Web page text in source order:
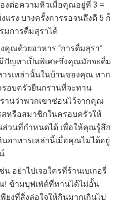
งต่อความหิวเมื่อคุณอยู่ที่ 3 =
รง บางครั้งการรอจนถึงตี 5 ก็
มการดื่มสุราได้
ณด้วยอาหาร “การดื่มสุรา”
ปัญหาเป็นพิเศษซึ่งคุณมักจะดื่ม
รเหล่านั้นในบ้านของคุณ หาก
อบครัวยืนกรานที่จะทาน
านว่าพวกเขาซ่อนไว้จากคุณ
หรือสมาชิกในครอบครัวให้
ส่วนที่กำหนดได้ เพื่อให้คุณรู้สึก
อาหารเหล่านี้เมื่อคุณไม่ได้อยู่
น อย่าไปเจอใครที่ร้านเบเกอรี่
ข้ามบุฟเฟ่ต์ที่ทานได้ไม่อั้น
ยงที่สิ่งล่อใจให้กินมากเกินไป